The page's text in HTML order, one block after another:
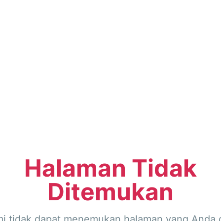
Halaman Tidak
Ditemukan